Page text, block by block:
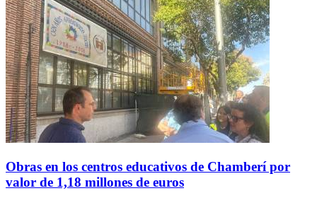
Obras en los centros educativos de Chamberí por
valor de 1,18 millones de euros